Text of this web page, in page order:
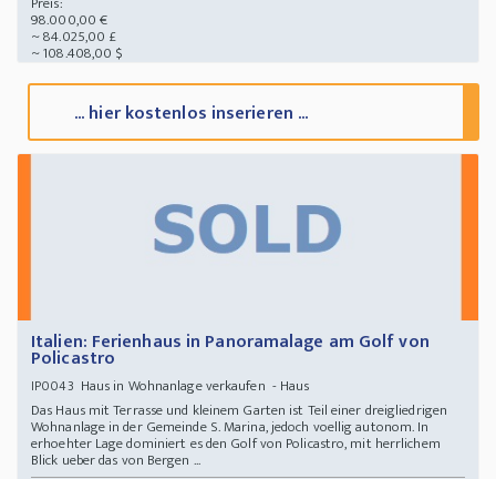
98.000,00 €
~ 84.025,00 £
~ 108.408,00 $
... hier kostenlos inserieren ...
Italien: Ferienhaus in Panoramalage am Golf von
Policastro
IP0043 Haus in Wohnanlage verkaufen - Haus
Das Haus mit Terrasse und kleinem Garten ist Teil einer dreigliedrigen
Wohnanlage in der Gemeinde S. Marina, jedoch voellig autonom. In
erhoehter Lage dominiert es den Golf von Policastro, mit herrlichem
Blick ueber das von Bergen ...